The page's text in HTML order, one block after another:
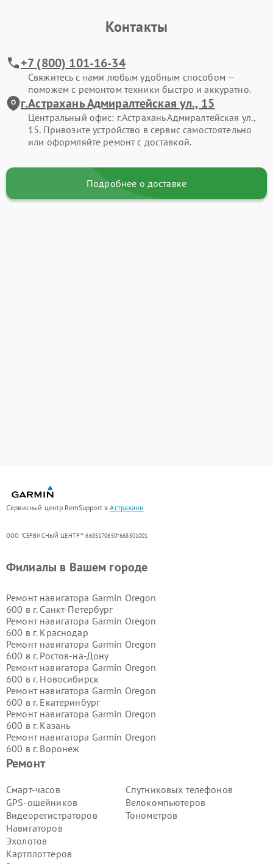
Контакты
+7 (800) 101-16-34
Свяжитесь с нами любым удобным способом —
поможем с ремонтом техники быстро и аккуратно.
г.Астрахань Адмиралтейская ул., 15
Центральный офис: г.Астрахань Адмиралтейская ул.,
15. Привозите устройство в сервис самостоятельно
или оформляйте ремонт с доставкой.
Подробнее о доставке
Сервисный центр RemSupport вАстрахани
ООО "СЕРВИСНЫЙ ЦЕНТР"* 6685170650*668501001
Ремонт
Смарт-часов
GPS-ошейников
Видеорегистраторов
Навигаторов
Эхолотов
Картплоттеров
Спутниковых телефонов
Велокомпьютеров
Тонометров
Филиалы в Вашем городе
Ремонт навигатора Garmin Oregon
600 в г. Санкт-Петербург
Ремонт навигатора Garmin Oregon
600 в г. Краснодар
Ремонт навигатора Garmin Oregon
600 в г. Ростов-на-Дону
Ремонт навигатора Garmin Oregon
600 в г. Новосибирск
Ремонт навигатора Garmin Oregon
600 в г. Екатеринбург
Ремонт навигатора Garmin Oregon
600 в г. Казань
Ремонт навигатора Garmin Oregon
600 в г. Воронеж
Ремонт навигатора Garmin Oregon
600 в г.Волгоград
600 в г.Самара
Ремонт навигатора Garmin Oregon
600 в г.Пермь
Ремонт навигатора Garmin Oregon
600 в г.Красноярск
Ремонт навигатора Garmin Oregon